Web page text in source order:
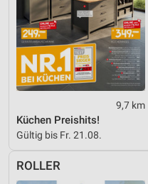
9,7 km
Küchen Preishits!
Gültig bis Fr. 21.08.
ROLLER